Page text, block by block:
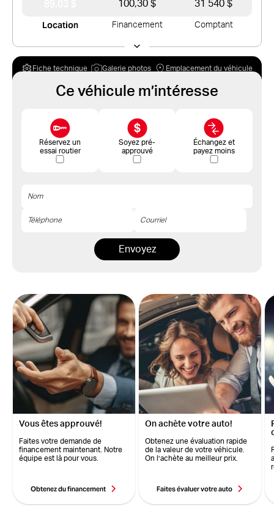
100,30 $ 31 540 $
Location Financement Comptant
Fiche technique Galerie photos Emplacement du véhicule
Ce véhicule m’intéresse
Réservez un
essai routier
Soyez pré-
approuvé
Échangez et
payez moins
Envoyez
Vous êtes approuvé!
Faites votre demande de
financement maintenant. Notre
équipe est là pour vous.
Obtenez du financement
On achète votre auto!
Obtenez une évaluation rapide
de la valeur de votre véhicule.
On l’achète au meilleur prix.
Faites évaluer votre auto